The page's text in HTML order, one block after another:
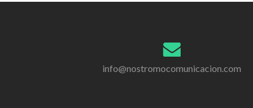
info@nostromocomunicacion.com